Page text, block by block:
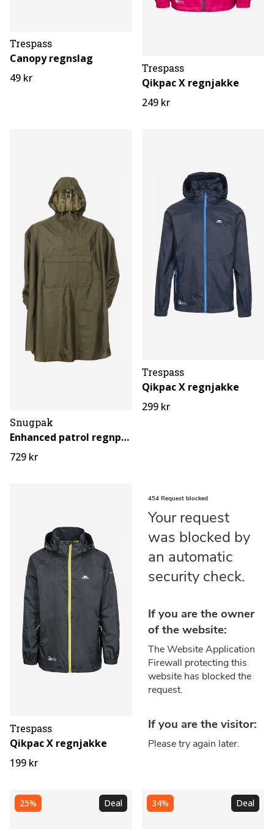
Trespass
Canopy regnslag
49 kr
Trespass
Qikpac X regnjakke
249 kr
Snugpak
Enhanced patrol regnponcho
729 kr
Trespass
Qikpac X regnjakke
299 kr
Trespass
Qikpac X regnjakke
199 kr
25% Deal 34% Deal